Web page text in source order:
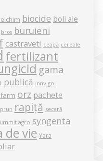
biocide boli ale
bros buruieni
castraveti ceapă cereale
fertilizant
gama
publică innvigo
orz pachete
prun rapiță secară
agro syngenta
de vie Yara